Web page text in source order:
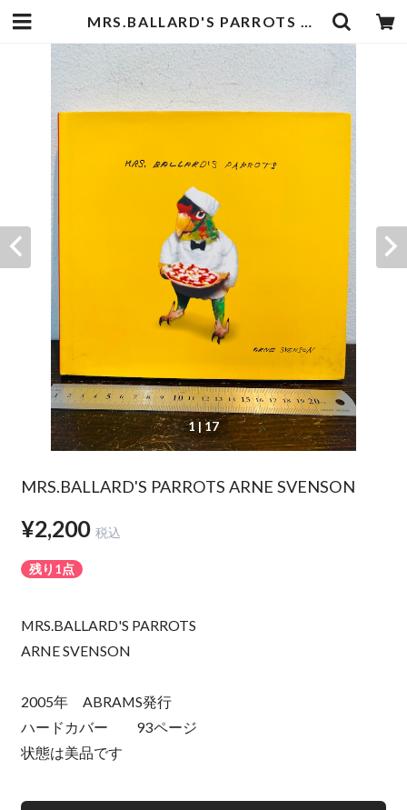
MRS.BALLARD'S PARROTS ARNE SVENSON | zbooks
1| 17
MRS.BALLARD'S PARROTS ARNE SVENSON
¥2,200 税込
残り1点
MRS.BALLARD'S PARROTS
ARNE SVENSON
2005年 ABRAMS発行
ハードカバー 93ページ
状態は美品です